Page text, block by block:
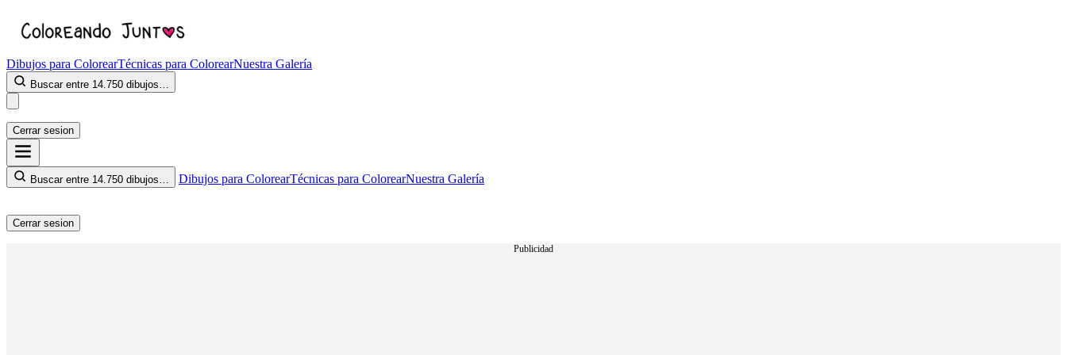
Dibujos para ColorearTécnicas para ColorearNuestra Galería
Buscar entre 14.750 dibujos…
Cerrar sesion
Buscar entre 14.750 dibujos… Dibujos para ColorearTécnicas para ColorearNuestra Galería
Cerrar sesion
Publicidad